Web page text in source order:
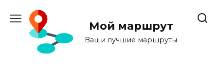
содержанию
Мой маршрут
Ваши лучшие маршруты